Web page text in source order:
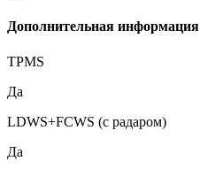
Дополнительная информация
TPMS
Да
LDWS+FCWS (с радаром)
Да